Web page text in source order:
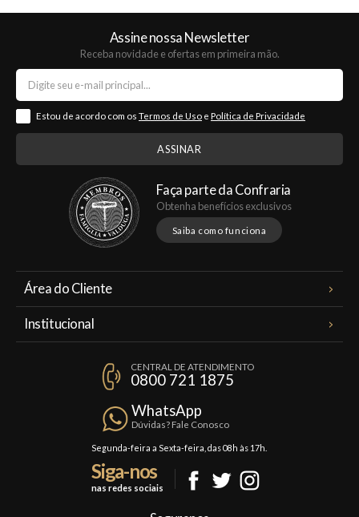
Assine nossa Newsletter
Receba novidade e ofertas em primeira mão.
Estou de acordo com os Termos de Uso e Política de Privacidade
Faça parte da Confraria
Obtenha benefícios exclusivos
Saiba como funciona
Área do Cliente
Institucional
Política de Privacidade
Trocas e Devoluções
Formas de Pagamento
CENTRAL DE ATENDIMENTO
0800 721 1875
WhatsApp
Dúvidas? Fale Conosco
Segunda-feira a Sexta-feira, das 08h às 17h.
Siga-nos
nas redes sociais